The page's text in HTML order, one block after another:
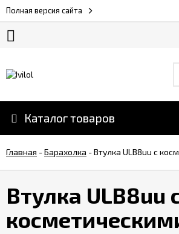
Полная версия сайта
и
скидки
Услуги
связь
Вакансии
Каталог товаров
Главная -Барахолка -Втулка ULB8uu с
Втулка ULB8uu